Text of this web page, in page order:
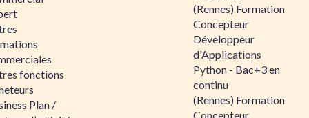
fonctions
Plan /
(Rennes) Formation
Concepteur
Développeur
d'Applications
Python - Bac+3 en
continu
(Rennes) Formation
Concepteur